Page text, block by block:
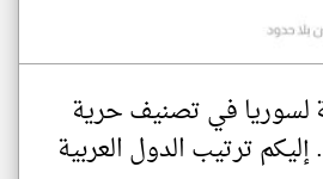
لسوريا في تصنيف حرية
ترتيب الدول العربية